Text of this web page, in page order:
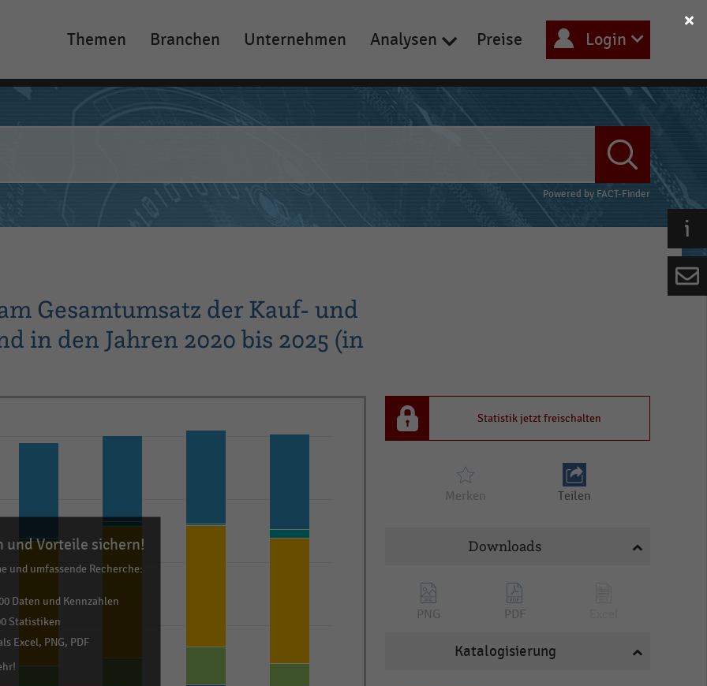
Main
navigation
Themen Branchen Unternehmen Analysen Preise Login
Powered by FACT-Finder
Gesamtumsatz der Kauf- und
in den Jahren 2020 bis 2025 (in
und Vorteile sichern!
und umfassende Recherche:
Daten und Kennzahlen
Statistiken
Excel, PNG, PDF
Statistik jetzt freischalten
Merken Teilen
Downloads
PNG PDF
Katalogisierung